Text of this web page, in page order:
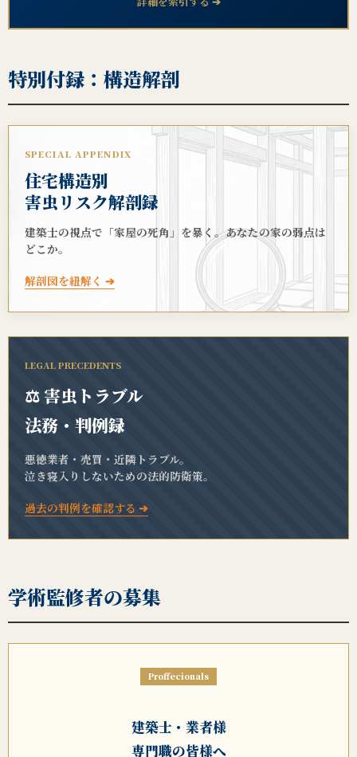
特別付録：構造解剖
SPECIAL APPENDIX
住宅構造別
害虫リスク解剖録
建築士の視点で「家屋の死角」を暴く。あなたの家の弱点は
どこか。
解剖図を紐解く ➔
LEGAL PRECEDENTS
⚖️ 害虫トラブル
法務・判例録
悪徳業者・売買・近隣トラブル。
泣き寝入りしないための法的防衛策。
過去の判例を確認する ➔
学術監修者の募集
Proffecionals
建築士・業者様
専門職の皆様へ